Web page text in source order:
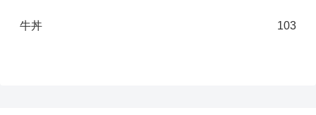
牛丼 103